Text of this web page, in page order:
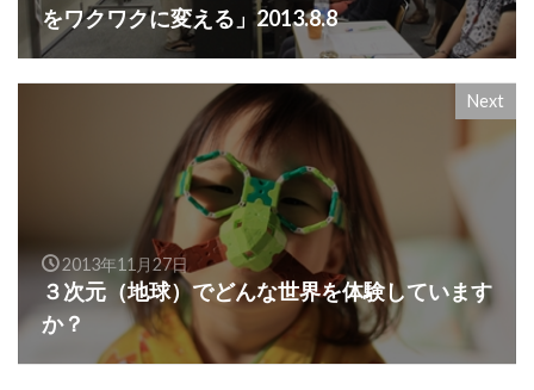
をワクワクに変える」2013.8.8
Next
2013年11月27日
３次元（地球）でどんな世界を体験しています
か？